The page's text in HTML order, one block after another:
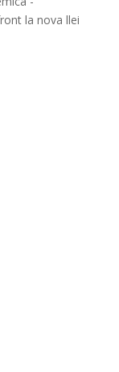
la nova llei